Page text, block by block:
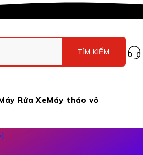
Rửa XeMáy tháo vỏ